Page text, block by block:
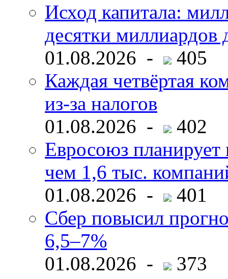
Исход капитала:
десятки миллиардов
01.08.2026 -
405
Каждая четвёртая
из-за налогов
01.08.2026 -
402
Евросоюз планирует
чем 1,6 тыс.
01.08.2026 -
401
Сбер повысил
6,5–7%
01.08.2026 -
373